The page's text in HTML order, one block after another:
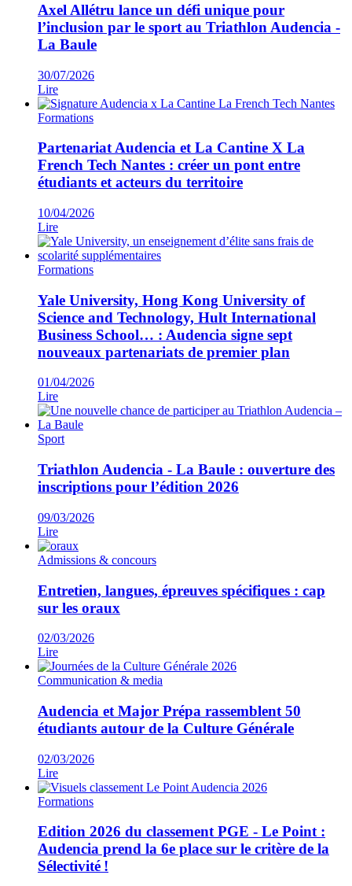
Axel Allétru lance un défi unique pour
l’inclusion par le sport au Triathlon Audencia -
La Baule
30/07/2026
Lire
Formations
Partenariat Audencia et La Cantine X La
French Tech Nantes : créer un pont entre
étudiants et acteurs du territoire
10/04/2026
Lire
Formations
Yale University, Hong Kong University of
Science and Technology, Hult International
Business School… : Audencia signe sept
nouveaux partenariats de premier plan
01/04/2026
Lire
Sport
Triathlon Audencia - La Baule : ouverture des
inscriptions pour l’édition 2026
09/03/2026
Lire
Admissions & concours
Entretien, langues, épreuves spécifiques : cap
sur les oraux
02/03/2026
Lire
Communication & media
Audencia et Major Prépa rassemblent 50
étudiants autour de la Culture Générale
02/03/2026
Lire
Formations
Edition 2026 du classement PGE - Le Point :
Audencia prend la 6e place sur le critère de la
Sélectivité !